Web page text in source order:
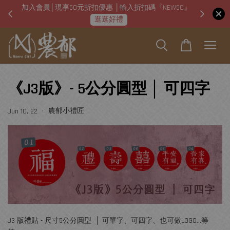
加入會員│現享50元折扣優惠 │輸入折扣碼『NEW50』
逛逛好禮
即日
《J3版》- 5公分圓型 │ 可四字
Jun 10, 22 • 農郁小禮匠
J3 版禮貼 - 尺寸5公分圓型 │ 可單字、可四字、也可做LOGO...等